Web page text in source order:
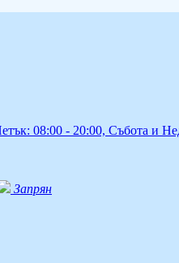
08:00 - 20:00, Събота и
Запрян